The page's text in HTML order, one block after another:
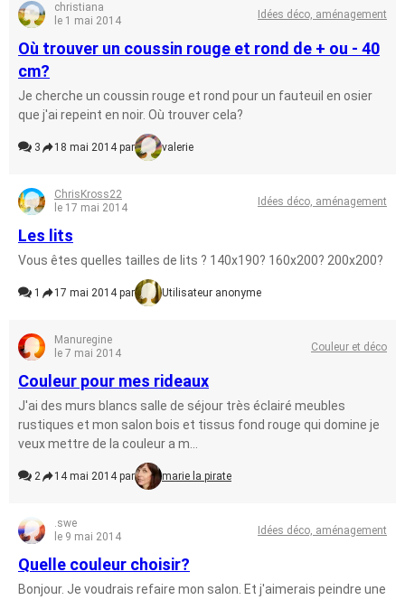
christiana
le 1 mai 2014
Idées déco, aménagement
Où trouver un coussin rouge et rond de + ou - 40
cm?
Je cherche un coussin rouge et rond pour un fauteuil en osier
que j'ai repeint en noir. Où trouver cela?
3 18 mai 2014 par valerie
ChrisKross22
le 17 mai 2014
Idées déco, aménagement
Les lits
Vous êtes quelles tailles de lits ? 140x190? 160x200? 200x200?
1 17 mai 2014 par Utilisateur anonyme
Manuregine
le 7 mai 2014
Couleur et déco
Couleur pour mes rideaux
J'ai des murs blancs salle de séjour très éclairé meubles
rustiques et mon salon bois et tissus fond rouge qui domine je
veux mettre de la couleur a m...
2 14 mai 2014 par marie la pirate
.swe
le 9 mai 2014
Idées déco, aménagement
Quelle couleur choisir?
Bonjour. Je voudrais refaire mon salon. Et j'aimerais peindre une